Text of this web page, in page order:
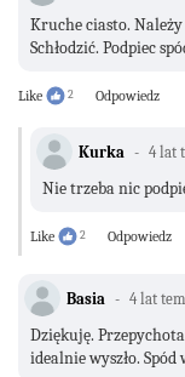
Kruche ciasto. Należy
Schłodzić. Podpiec
Like 2 Odpowiedz
Kurka 4 lat
Nie trzeba nic
Like 2 Odpowiedz
Basia 4 lat
Dziękuję.
idealnie wyszło. Spód